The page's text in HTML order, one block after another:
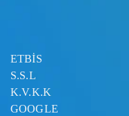
ETBİS
S.S.L
K.V.K.K
GOOGLE